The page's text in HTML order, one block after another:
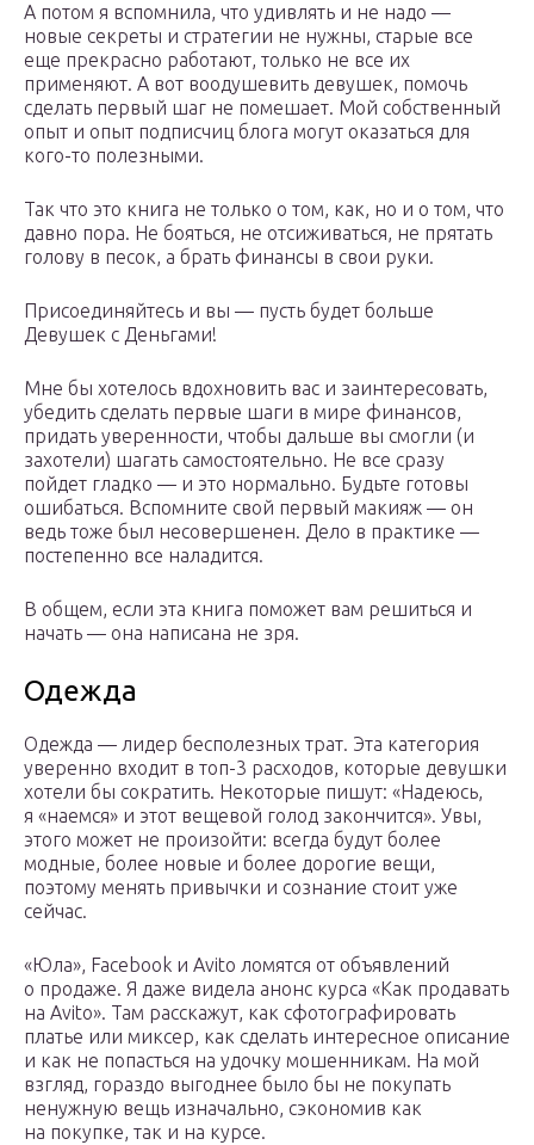
А потом я вспомнила, что удивлять и не надо —
новые секреты и стратегии не нужны, старые все
еще прекрасно работают, только не все их
применяют. А вот воодушевить девушек, помочь
сделать первый шаг не помешает. Мой собственный
опыт и опыт подписчиц блога могут оказаться для
кого-то полезными.
Так что это книга не только о том, как, но и о том, что
давно пора. Не бояться, не отсиживаться, не прятать
голову в песок, а брать финансы в свои руки.
Присоединяйтесь и вы — пусть будет больше
Девушек с Деньгами!
Мне бы хотелось вдохновить вас и заинтересовать,
убедить сделать первые шаги в мире финансов,
придать уверенности, чтобы дальше вы смогли (и
захотели) шагать самостоятельно. Не все сразу
пойдет гладко — и это нормально. Будьте готовы
ошибаться. Вспомните свой первый макияж — он
ведь тоже был несовершенен. Дело в практике —
постепенно все наладится.
В общем, если эта книга поможет вам решиться и
начать — она написана не зря.
Одежда
Одежда — лидер бесполезных трат. Эта категория
уверенно входит в топ-3 расходов, которые девушки
хотели бы сократить. Некоторые пишут: «Надеюсь,
я «наемся» и этот вещевой голод закончится». Увы,
этого может не произойти: всегда будут более
модные, более новые и более дорогие вещи,
поэтому менять привычки и сознание стоит уже
сейчас.
«Юла», Facebook и Avito ломятся от объявлений
о продаже. Я даже видела анонс курса «Как продавать
на Avito». Там расскажут, как сфотографировать
платье или миксер, как сделать интересное описание
и как не попасться на удочку мошенникам. На мой
взгляд, гораздо выгоднее было бы не покупать
ненужную вещь изначально, сэкономив как
на покупке, так и на курсе.